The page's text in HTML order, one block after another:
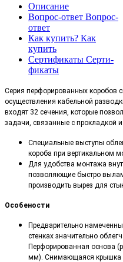
Описание
Вопрос-ответ Вопрос-
ответ
Как купить? Как
купить
Сертификаты Серти-
фикаты
Серия перфорированных коробов
осуществления кабельной
входят 32 сечения, которые
задачи, связанные с прокладкой
Специальные выступы
короба при вертикальном
Для удобства монтажа
позволяющие быстро
производить вырез для
Особености
Предварительно
стенках значительно
Перфорированная основа
мм). Снимающаяся крышка